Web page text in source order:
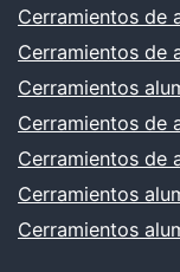
Cerramientos de
Cerramientos de
Cerramientos
Cerramientos de
Cerramientos de
Cerramientos
Cerramientos